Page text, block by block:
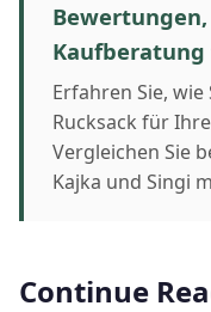
Erfahren Sie,
Rucksack für
Vergleichen Sie
Kajka und Singi
Continue